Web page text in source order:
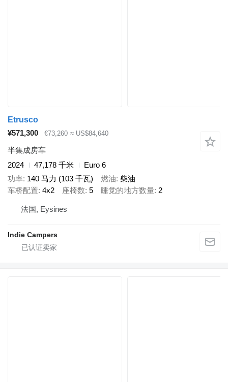
Etrusco
¥571,300
€73,260 ≈ US$84,640
半集成房车
2024
47,178 千米
Euro 6
功率 140 马力 (103 千瓦) 燃油 柴油
车桥配置 4x2 座椅数 5 睡觉的地方数量 2
法国, Eysines
Indie Campers